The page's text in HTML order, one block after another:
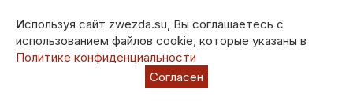
Используя сайт zwezda.su, Вы соглашаетесь с
использованием файлов cookie, которые указаны в
Политике конфиденциальности
Согласен